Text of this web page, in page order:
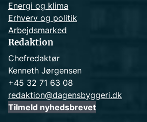
Energi og klima
Erhverv og politik
Arbejdsmarked
Redaktion
Chefredaktør
Kenneth Jørgensen
+45 32 71 63 08
redaktion@dagensbyggeri.dk
Tilmeld nyhedsbrevet